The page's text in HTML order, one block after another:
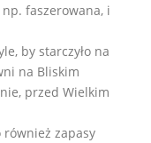
faszerowana, i
by starczyło na
na Bliskim
przed Wielkim
również zapasy